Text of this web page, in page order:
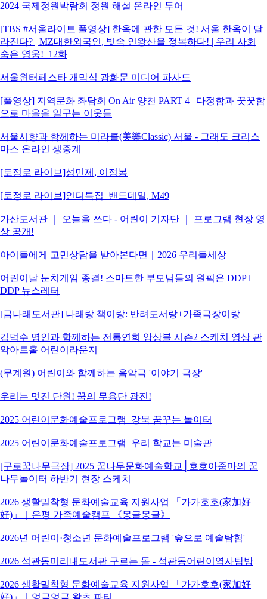
2024 국제정원박람회 정원 해설 온라인 투어
[TBS #서울라이트 풀영상] 한옥에 관한 모든 것! 서울 한옥이 달
라진다? | MZ대한외국인, 빗속 인왕산을 정복하다! | 우리 사회
숨은 영웅!_12화
서울윈터페스타 개막식 광화문 미디어 파사드
[풀영상] 지역문화 좌담회 On Air 양천 PART 4 | 다정함과 꿋꿋함
으로 마을을 일구는 이웃들
서울시향과 함께하는 미라클(美樂Classic) 서울 - 그래도 크리스
마스 온라인 생중계
[토정로 라이브]성민제, 이정봉
[토정로 라이브]인디특집_밴드데일, M49
가산도서관 ｜ 오늘을 쓰다 - 어린이 기자단 ｜ 프로그램 현장 영
상 공개!
아이들에게 고민상담을 받아본다면｜2026 우리들세상
어린이날 눈치게임 종결! 스마트한 부모님들의 원픽은 DDP l
DDP 뉴스레터
[금나래도서관] 나래랑 책이랑: 반려도서랑+가족극장이랑
김덕수 명인과 함께하는 전통연희 앙상블 시즌2 스케치 영상 관
악아트홀 어린이라운지
(무계원) 어린이와 함께하는 음악극 '이야기 극장'
우리는 멋진 단원! 꿈의 무용단 광진!
2025 어린이문화예술프로그램_강북 꿈꾸는 놀이터
2025 어린이문화예술프로그램_우리 학교는 미술관
[구로꿈나무극장] 2025 꿈나무문화예술학교│호호아줌마의 꿈
나무놀이터 하반기 현장 스케치
2026 생활밀착형 문화예술교육 지원사업 「가가호호(家加好
好)」｜은평 가족예술캠프 《몽글몽글》
2026년 어린이·청소년 문화예술프로그램 '숲으로 예술탐험'
2026 석관동미리내도서관 구르는 돌 - 석관동어린이역사탐방
2026 생활밀착형 문화예술교육 지원사업 「가가호호(家加好
好)」｜엉금엉금 왈츠 파티